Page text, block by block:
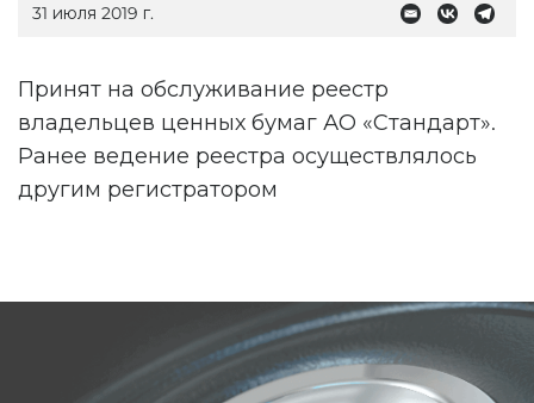
31 июля 2019 г.
Принят на обслуживание реестр
владельцев ценных бумаг АО «Стандарт».
Ранее ведение реестра осуществлялось
другим регистратором